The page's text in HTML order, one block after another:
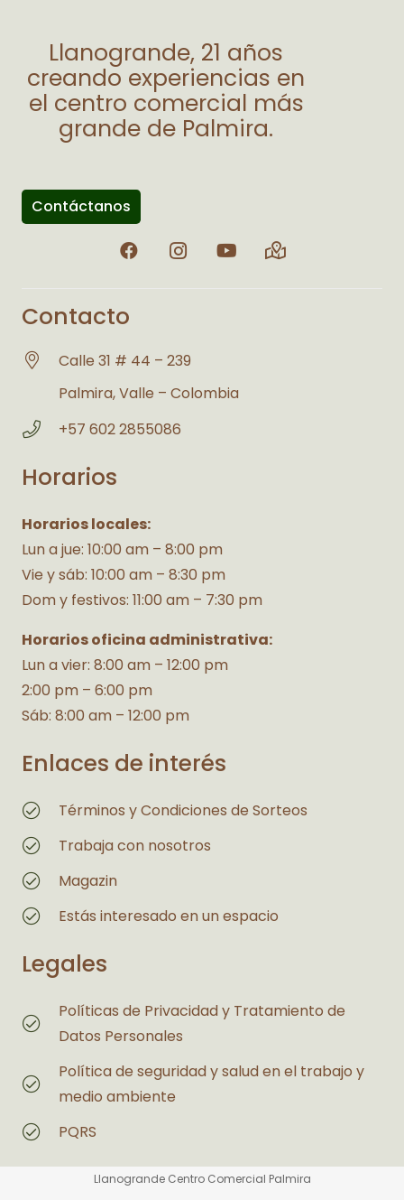
Llanogrande, 21 años
creando experiencias en
el centro comercial más
grande de Palmira.
Contáctanos
Contacto
Calle 31 # 44 – 239
Palmira, Valle – Colombia
+57 602 2855086
Horarios
Horarios locales:
Lun a jue: 10:00 am – 8:00 pm
Vie y sáb: 10:00 am – 8:30 pm
Dom y festivos: 11:00 am – 7:30 pm
Horarios oficina administrativa:
Lun a vier: 8:00 am – 12:00 pm
2:00 pm – 6:00 pm
Sáb: 8:00 am – 12:00 pm
Enlaces de interés
Términos y Condiciones de Sorteos
Trabaja con nosotros
Magazin
Estás interesado en un espacio
Legales
Políticas de Privacidad y Tratamiento de
Datos Personales
Política de seguridad y salud en el trabajo y
medio ambiente
PQRS
Llanogrande Centro Comercial Palmira